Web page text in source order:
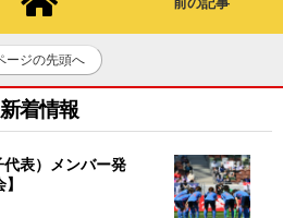
ージの先頭へ
新着情報
表）メンバー発